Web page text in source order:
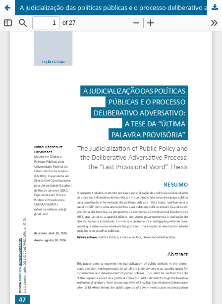
A judicialização das políticas públicas e o processo deliberativo adversativo: a tese da “última palavra provisória”